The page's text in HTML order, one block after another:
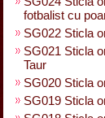
fotbalist cu
SG022 Sticla
SG021 Sticla
Taur
SG020 Sticla
SG019 Sticla